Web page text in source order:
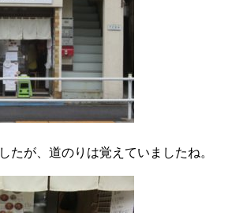
たが、道のりは覚えていましたね。